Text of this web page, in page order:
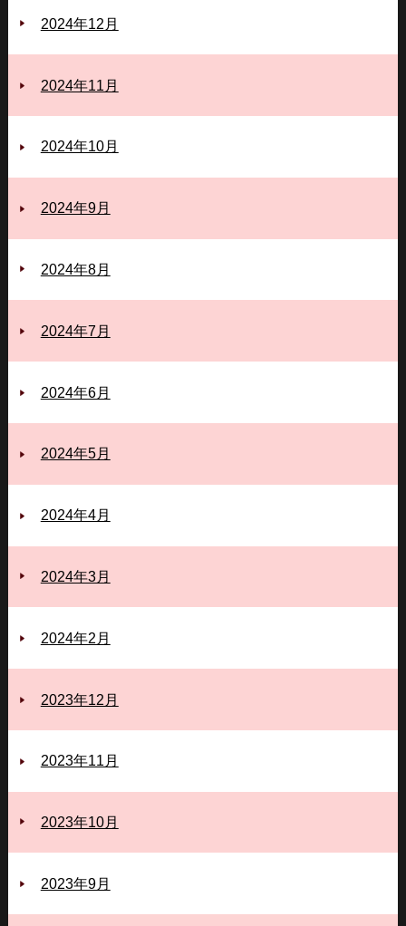
2024年12月
2024年11月
2024年10月
2024年9月
2024年8月
2024年7月
2024年6月
2024年5月
2024年4月
2024年3月
2024年2月
2023年12月
2023年11月
2023年10月
2023年9月